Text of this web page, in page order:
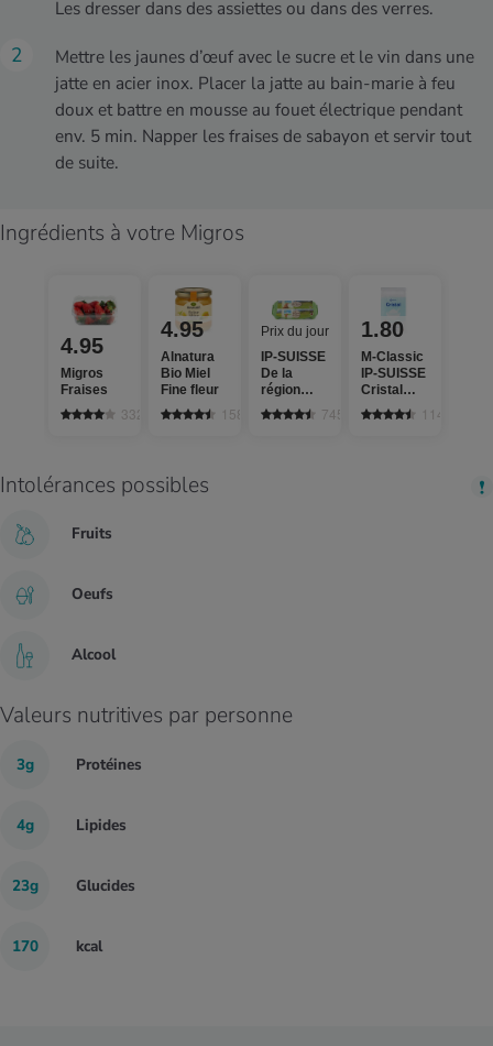
Les dresser dans des assiettes ou dans des verres.
Mettre les jaunes d’œuf avec le sucre et le vin dans une
jatte en acier inox. Placer la jatte au bain-marie à feu
doux et battre en mousse au fouet électrique pendant
env. 5 min. Napper les fraises de sabayon et servir tout
de suite.
Ingrédients à votre Migros
4.95
Migros
Fraises
3329
4.95
Alnatura
Bio Miel
Fine fleur
158
Prix du jour
IP-SUISSE
De la
région
Œufs
Élevage
745
1.80
M-Classic
IP-SUISSE
Cristal
Sucre fin
cristallisé
1140
Intolérances possibles
Fruits
Oeufs
Alcool
Valeurs nutritives par personne
3g Protéines
4g Lipides
23g Glucides
170 kcal